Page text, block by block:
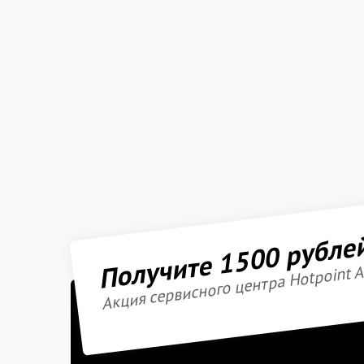
Получите 1500
Акция сервисного центра Hotpoint